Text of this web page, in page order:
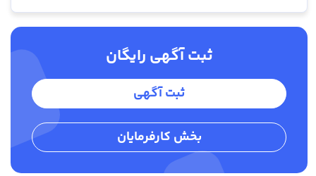
ثبت آگهی رایگان
ثبت آگهی
بخش کارفرمایان